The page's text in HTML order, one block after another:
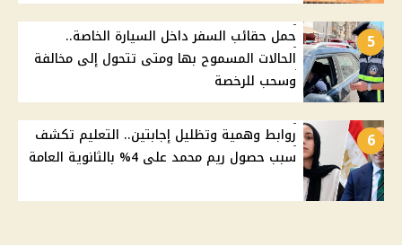
5
حمل حقائب السفر داخل السيارة الخاصة..
الحالات المسموح بها ومتى تتحول إلى مخالفة
وسحب للرخصة
6
روابط وهمية وتظليل إجابتين.. التعليم تكشف
سبب حصول ريم محمد على 4% بالثانوية العامة